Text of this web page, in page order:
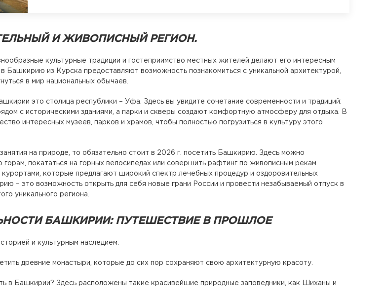
И ЖИВОПИСНЫЙ РЕГИОН.
культурные традиции и гостеприимство местных жителей делают его интересным
Башкирию из Курска предоставляют возможность познакомиться с уникальной архитектурой,
в мир национальных обычаев.
это столица республики – Уфа. Здесь вы увидите сочетание современности и традиций:
с историческими зданиями, а парки и скверы создают комфортную атмосферу для отдыха. В
интересных музеев, парков и храмов, чтобы полностью погрузиться в культуру этого
на природе, то обязательно стоит в 2026 г. посетить Башкирию. Здесь можно
горам, покататься на горных велосипедах или совершить рафтинг по живописным рекам.
которые предлагают широкий спектр лечебных процедур и оздоровительных
– это возможность открыть для себя новые грани России и провести незабываемый отпуск в
уникального региона.
БАШКИРИИ: ПУТЕШЕСТВИЕ В ПРОШЛОЕ
и культурным наследием.
древние монастыри, которые до сих пор сохраняют свою архитектурную красоту.
в Башкирии? Здесь расположены такие красивейшие природные заповедники, как Шиханы и